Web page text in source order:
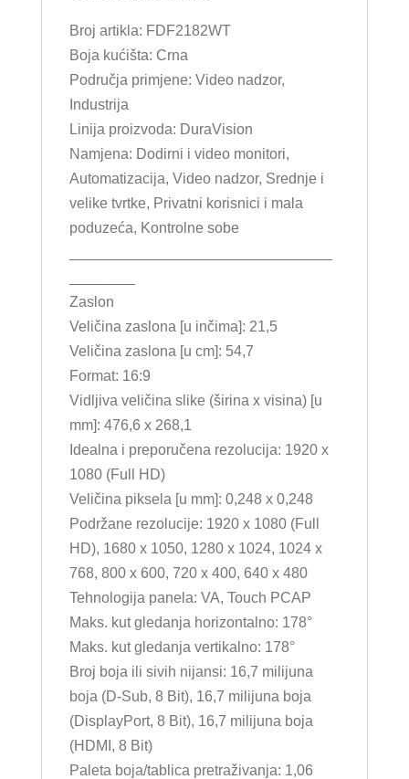
Broj artikla: FDF2182WT
Boja kućišta: Crna
Područja primjene: Video nadzor,
Industrija
Linija proizvoda: DuraVision
Namjena: Dodirni i video monitori,
Automatizacija, Video nadzor, Srednje i
velike tvrtke, Privatni korisnici i mala
poduzeća, Kontrolne sobe
Zaslon
Veličina zaslona [u inčima]: 21,5
Veličina zaslona [u cm]: 54,7
Format: 16:9
Vidljiva veličina slike (širina x visina) [u
mm]: 476,6 x 268,1
Idealna i preporučena rezolucija: 1920 x
1080 (Full HD)
Veličina piksela [u mm]: 0,248 x 0,248
Podržane rezolucije: 1920 x 1080 (Full
HD), 1680 x 1050, 1280 x 1024, 1024 x
768, 800 x 600, 720 x 400, 640 x 480
Tehnologija panela: VA, Touch PCAP
Maks. kut gledanja horizontalno: 178°
Maks. kut gledanja vertikalno: 178°
Broj boja ili sivih nijansi: 16,7 milijuna
boja (D-Sub, 8 Bit), 16,7 milijuna boja
(DisplayPort, 8 Bit), 16,7 milijuna boja
(HDMI, 8 Bit)
Paleta boja/tablica pretraživanja: 1,06